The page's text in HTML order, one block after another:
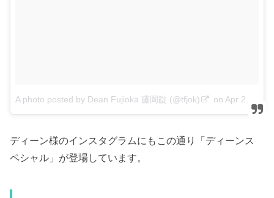
A photo posted by Dean Fujioka 藤岡靛 (@tfjok) on Apr 24, 2016 at 7:11am PDT
ディーン様のインスタグラムにもこの通り「ディーンス
ペシャル」が登場しています。